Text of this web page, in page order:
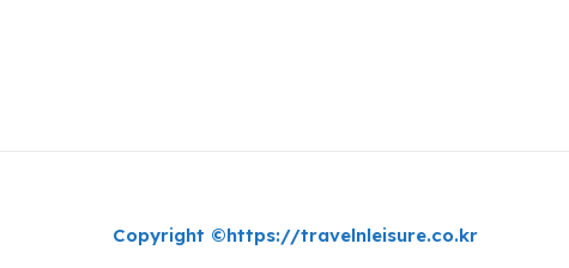
Copyright ©https://travelnleisure.co.kr